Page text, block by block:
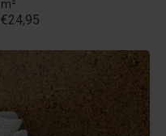
m²
€24,95